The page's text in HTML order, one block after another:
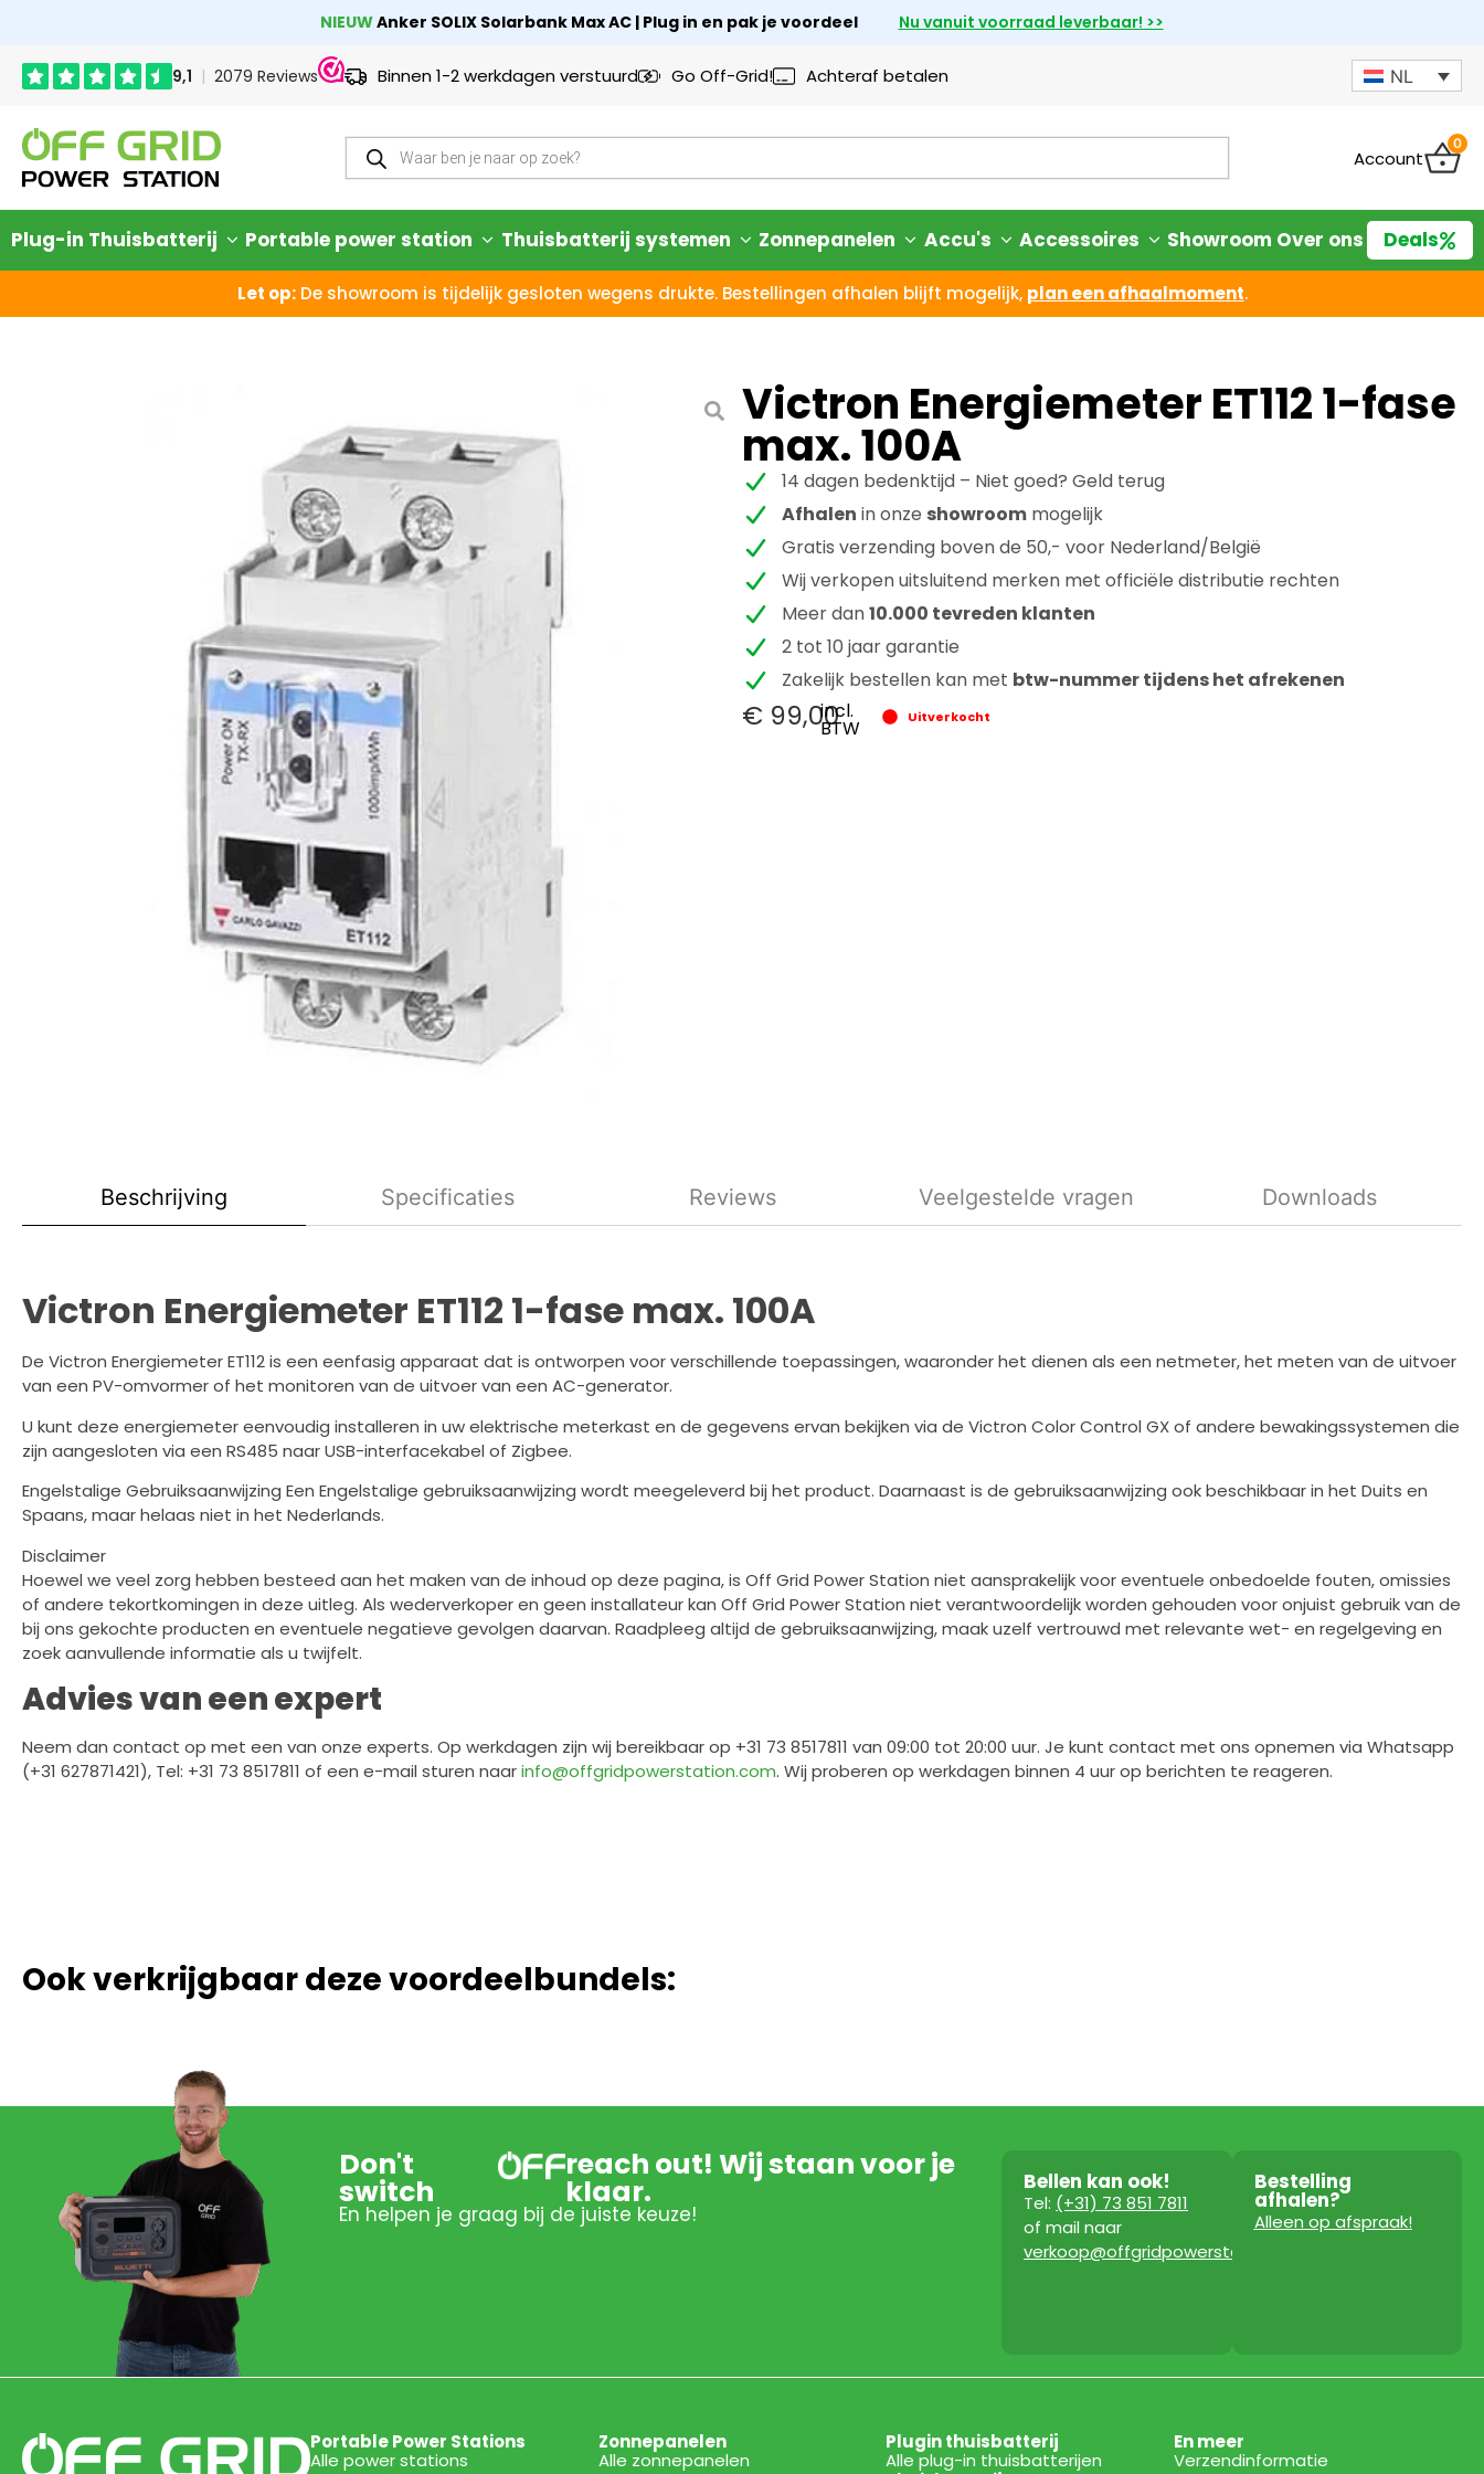
NIEUWAnker SOLIX Solarbank Max AC | Plug in en pak je voordeel Nu vanuit voorraad leverbaar! >>
Binnen 1-2 werkdagen verstuurd Go Off-Grid! Achteraf betalen NL
Account
0
Plug-in Thuisbatterij Portable power station Thuisbatterij systemen Zonnepanelen Accu's Accessoires Showroom Over ons Deals
Let op:De showroom is tijdelijk gesloten wegens drukte. Bestellingen afhalen blijft mogelijk, plan een afhaalmoment.
Victron Energiemeter ET112 1-fase
max. 100A
14 dagen bedenktijd – Niet goed? Geld terug
Afhalen in onze showroom mogelijk
Gratis verzending boven de 50,- voor Nederland/België
Wij verkopen uitsluitend merken met officiële distributie rechten
Meer dan10.000 tevreden klanten
2 tot 10 jaar garantie
Zakelijk bestellen kan met btw-nummer tijdens het afrekenen
€ 99,00
incl.
BTW Uitverkocht
Beschrijving Specificaties Reviews Veelgestelde vragen Downloads
Victron Energiemeter ET112 1-fase max. 100A
De Victron Energiemeter ET112 is een eenfasig apparaat dat is ontworpen voor verschillende toepassingen, waaronder het dienen als een netmeter, het meten van de uitvoer
van een PV-omvormer of het monitoren van de uitvoer van een AC-generator.
U kunt deze energiemeter eenvoudig installeren in uw elektrische meterkast en de gegevens ervan bekijken via de Victron Color Control GX of andere bewakingssystemen die
zijn aangesloten via een RS485 naar USB-interfacekabel of Zigbee.
Engelstalige Gebruiksaanwijzing Een Engelstalige gebruiksaanwijzing wordt meegeleverd bij het product. Daarnaast is de gebruiksaanwijzing ook beschikbaar in het Duits en
Spaans, maar helaas niet in het Nederlands.
Disclaimer
Hoewel we veel zorg hebben besteed aan het maken van de inhoud op deze pagina, is Off Grid Power Station niet aansprakelijk voor eventuele onbedoelde fouten, omissies
of andere tekortkomingen in deze uitleg. Als wederverkoper en geen installateur kan Off Grid Power Station niet verantwoordelijk worden gehouden voor onjuist gebruik van de
bij ons gekochte producten en eventuele negatieve gevolgen daarvan. Raadpleeg altijd de gebruiksaanwijzing, maak uzelf vertrouwd met relevante wet- en regelgeving en
zoek aanvullende informatie als u twijfelt.
Advies van een expert
Neem dan contact op met een van onze experts. Op werkdagen zijn wij bereikbaar op +31 73 8517811 van 09:00 tot 20:00 uur. Je kunt contact met ons opnemen via Whatsapp
(+31 627871421), Tel: +31 73 8517811 of een e-mail sturen naarinfo@offgridpowerstation.com. Wij proberen op werkdagen binnen 4 uur op berichten te reageren.
Ook verkrijgbaar deze voordeelbundels:
Don't
switch
reach out! Wij staan voor je
klaar.
En helpen je graag bij de juiste keuze!
Bellen kan ook!
Tel: (+31) 73 851 7811
of mail naar
verkoop@offgridpowerstation.com
Bestelling
afhalen?
Alleen op afspraak!
Portable Power Stations
Alle power stations
Zonnepanelen
Alle zonnepanelen
Plugin thuisbatterij
Alle plug-in thuisbatterijen
En meer
Verzendinformatie